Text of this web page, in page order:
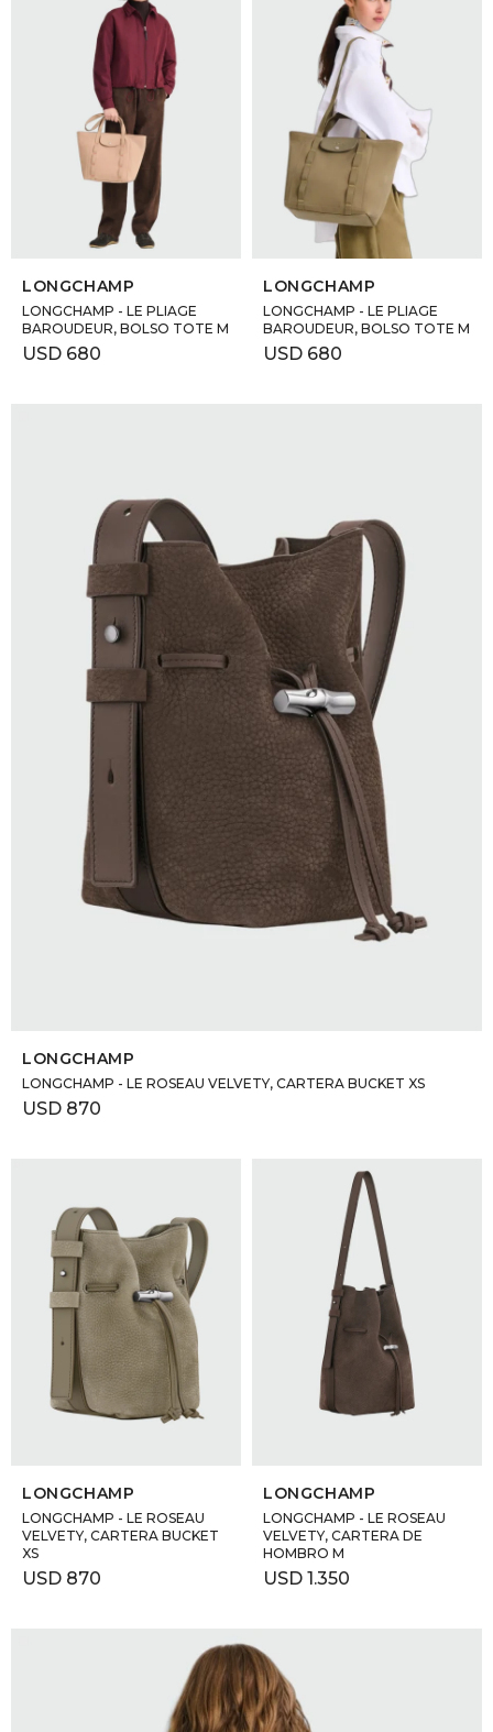
SELECCIONAR TALLE
LONGCHAMP
LONGCHAMP - LE PLIAGE
BAROUDEUR, BOLSO TOTE M
USD 680
SELECCIONAR TALLE
LONGCHAMP
LONGCHAMP - LE PLIAGE
BAROUDEUR, BOLSO TOTE M
USD 680
LONGCHAMP
LONGCHAMP - LE ROSEAU VELVETY, CARTERA BUCKET XS
USD 870
LONGCHAMP
LONGCHAMP - LE ROSEAU
VELVETY, CARTERA BUCKET
XS
USD 870
LONGCHAMP
LONGCHAMP - LE ROSEAU
VELVETY, CARTERA DE
HOMBRO M
USD 1.350